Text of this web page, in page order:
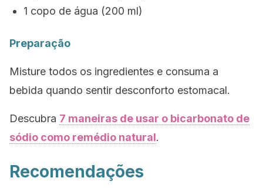
1 copo de água (200 ml)
Preparação
Misture todos os ingredientes e consuma a
bebida quando sentir desconforto estomacal.
Descubra 7 maneiras de usar o bicarbonato de
sódio como remédio natural.
Recomendações